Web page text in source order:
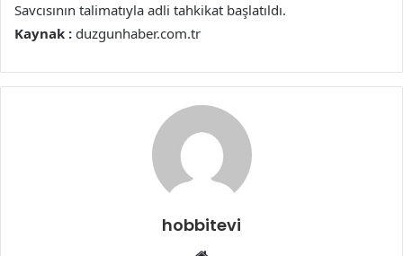
Savcısının talimatıyla adli tahkikat başlatıldı.
Kaynak : duzgunhaber.com.tr
hobbitevi